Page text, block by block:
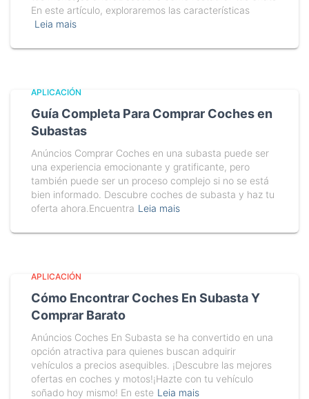
En este artículo, exploraremos las características
Leia mais
APLICACIÓN
Guía Completa Para Comprar Coches en
Subastas
Anúncios Comprar Coches en una subasta puede ser
una experiencia emocionante y gratificante, pero
también puede ser un proceso complejo si no se está
bien informado. Descubre coches de subasta y haz tu
oferta ahora.Encuentra Leia mais
APLICACIÓN
Cómo Encontrar Coches En Subasta Y
Comprar Barato
Anúncios Coches En Subasta se ha convertido en una
opción atractiva para quienes buscan adquirir
vehículos a precios asequibles. ¡Descubre las mejores
ofertas en coches y motos!¡Hazte con tu vehículo
soñado hoy mismo! En este Leia mais